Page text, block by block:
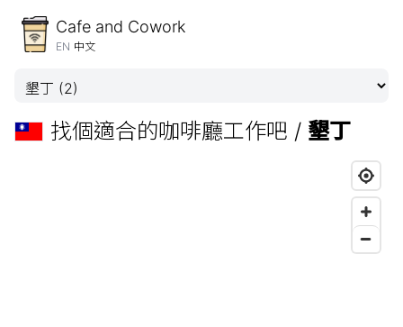
Cafe and Cowork
EN 中文
找個適合的咖啡廳工作吧 / 墾丁